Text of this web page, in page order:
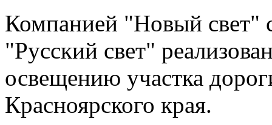
Компанией "Новый свет"
"Русский свет"
освещению участка
Красноярского края.